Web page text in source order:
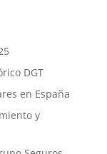
DGT
en España
y